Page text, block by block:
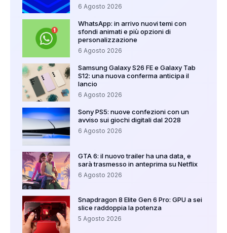
6 Agosto 2026
WhatsApp: in arrivo nuovi temi con
sfondi animati e più opzioni di
personalizzazione
6 Agosto 2026
Samsung Galaxy S26 FE e Galaxy Tab
S12: una nuova conferma anticipa il
lancio
6 Agosto 2026
Sony PS5: nuove confezioni con un
avviso sui giochi digitali dal 2028
6 Agosto 2026
GTA 6: il nuovo trailer ha una data, e
sarà trasmesso in anteprima su Netflix
6 Agosto 2026
Snapdragon 8 Elite Gen 6 Pro: GPU a sei
slice raddoppia la potenza
5 Agosto 2026